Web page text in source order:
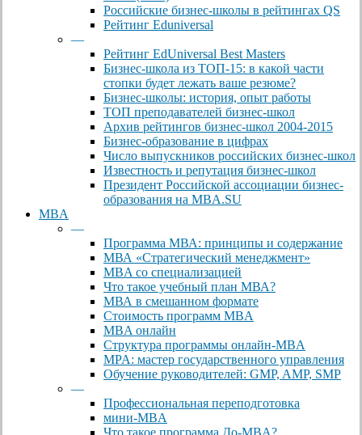
Российские бизнес-школы в рейтингах QS
Рейтинг Eduniversal
—
Рейтинг EdUniversal Best Masters
Бизнес-школа из ТОП-15: в какой части
стопки будет лежать ваше резюме?
Бизнес-школы: история, опыт работы
ТОП преподавателей бизнес-школ
Архив рейтингов бизнес-школ 2004-2015
Бизнес-образование в цифрах
Число выпускников российских бизнес-школ
Известность и репутация бизнес-школ
Президент Российской ассоциации бизнес-
образования на MBA.SU
MBA
—
Программа МВА: принципы и содержание
МВА «Cтратегический менеджмент»
MBA со специализацией
Что такое учебный план МВА?
МВА в смешанном формате
Стоимость программ MBA
MBA онлайн
Cтруктура программы онлайн-MBA
MPA: мастер государственного управления
Обучение руководителей: GMP, AMP, SMP
—
Профессиональная переподготовка
мини-MBA
Что такое программа До-MBA?